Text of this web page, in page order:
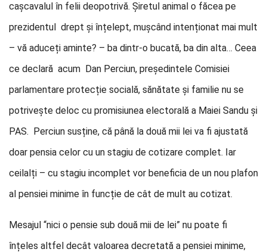
cașcavalul în felii deopotrivă. Șiretul animal o făcea pe
prezidentul drept și înțelept, mușcând intenționat mai mult
– vă aduceți aminte? – ba dintr-o bucată, ba din alta… Ceea
ce declară acum Dan Perciun, președintele Comisiei
parlamentare protecție socială, sănătate și familie nu se
potrivește deloc cu promisiunea electorală a Maiei Sandu și
PAS. Perciun susține, că până la două mii lei va fi ajustată
doar pensia celor cu un stagiu de cotizare complet. Iar
ceilalți – cu stagiu incomplet vor beneficia de un nou plafon
al pensiei minime în funcție de cât de mult au cotizat.
Mesajul “nici o pensie sub două mii de lei” nu poate fi
înțeles altfel decât valoarea decretată a pensiei minime,